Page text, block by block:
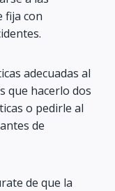
fija con
adecuadas al
que hacerlo dos
o pedirle al
de
de que la